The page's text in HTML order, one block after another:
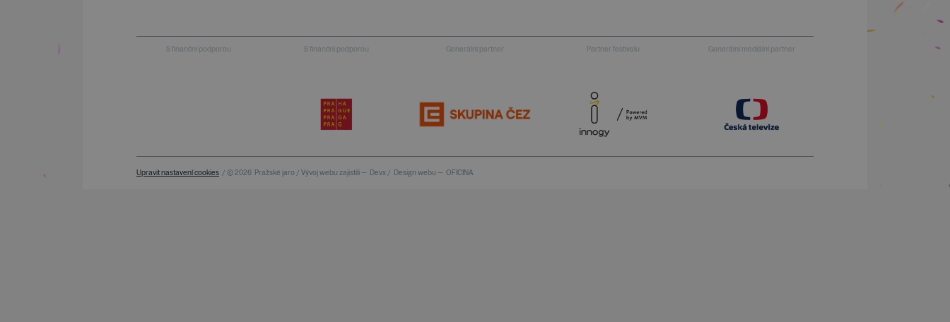
S finanční podporou S finanční podporou Generální partner Partner festivalu Generální mediální partner
Upravit nastavení cookies / © 2026 Pražské jaro / Vývoj webu zajistili — Devx / Design webu — OFICINA